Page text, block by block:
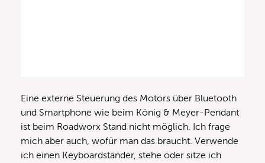
Eine externe Steuerung des Motors über Bluetooth
und Smartphone wie beim König & Meyer-Pendant
ist beim Roadworx Stand nicht möglich. Ich frage
mich aber auch, wofür man das braucht. Verwende
ich einen Keyboardständer, stehe oder sitze ich